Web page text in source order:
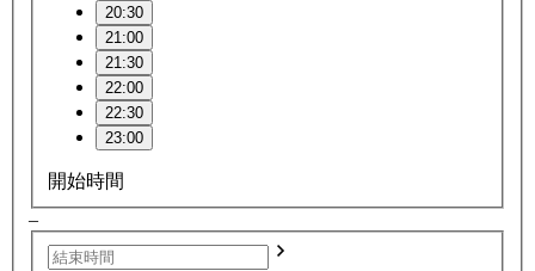
20:30
21:00
21:30
22:00
22:30
23:00
開始時間
–